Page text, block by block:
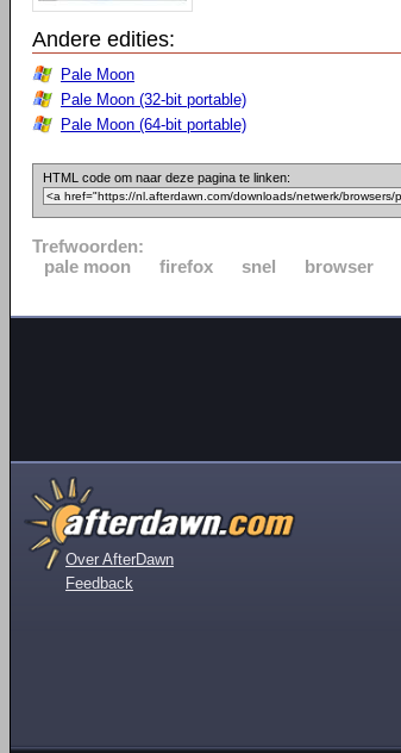
Andere edities:
Pale Moon
Pale Moon (32-bit portable)
Pale Moon (64-bit portable)
HTML code om naar deze pagina te linken:
Trefwoorden:
pale moon
firefox snel browser
Over AfterDawn
Feedback